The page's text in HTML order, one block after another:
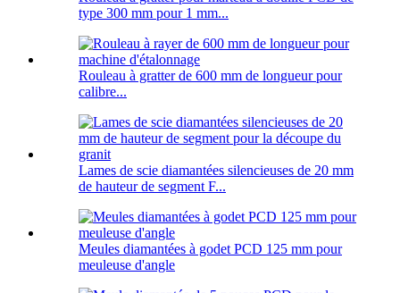
type 300 mm pour 1 mm...
Rouleau à gratter de 600 mm de longueur pour
calibre...
Lames de scie diamantées silencieuses de 20 mm
de hauteur de segment F...
Meules diamantées à godet PCD 125 mm pour
meuleuse d'angle